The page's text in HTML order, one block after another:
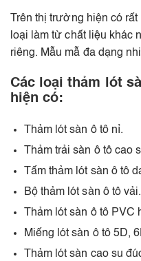
Trên thị trường hiện có
loại làm từ chất liệu khác
riêng. Mẫu mẫ đa dạng
Các loại thảm lót
hiện có:
Thảm lót sàn ô tô nỉ.
Thảm trải sàn ô tô cao
Tấm thảm lót sàn ô tô
Bộ thảm lót sàn ô tô vải.
Thảm lót sàn ô tô PVC
Miếng lót sàn ô tô 5D,
Thảm lót sàn cao su